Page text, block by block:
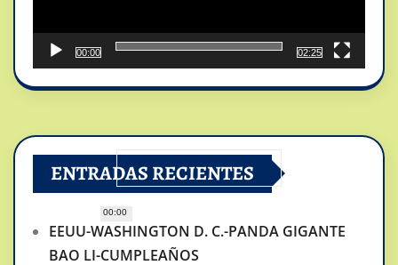
00:00
00:00
02:25
ENTRADAS RECIENTES
EEUU-WASHINGTON D. C.-PANDA GIGANTE
BAO LI-CUMPLEAÑOS